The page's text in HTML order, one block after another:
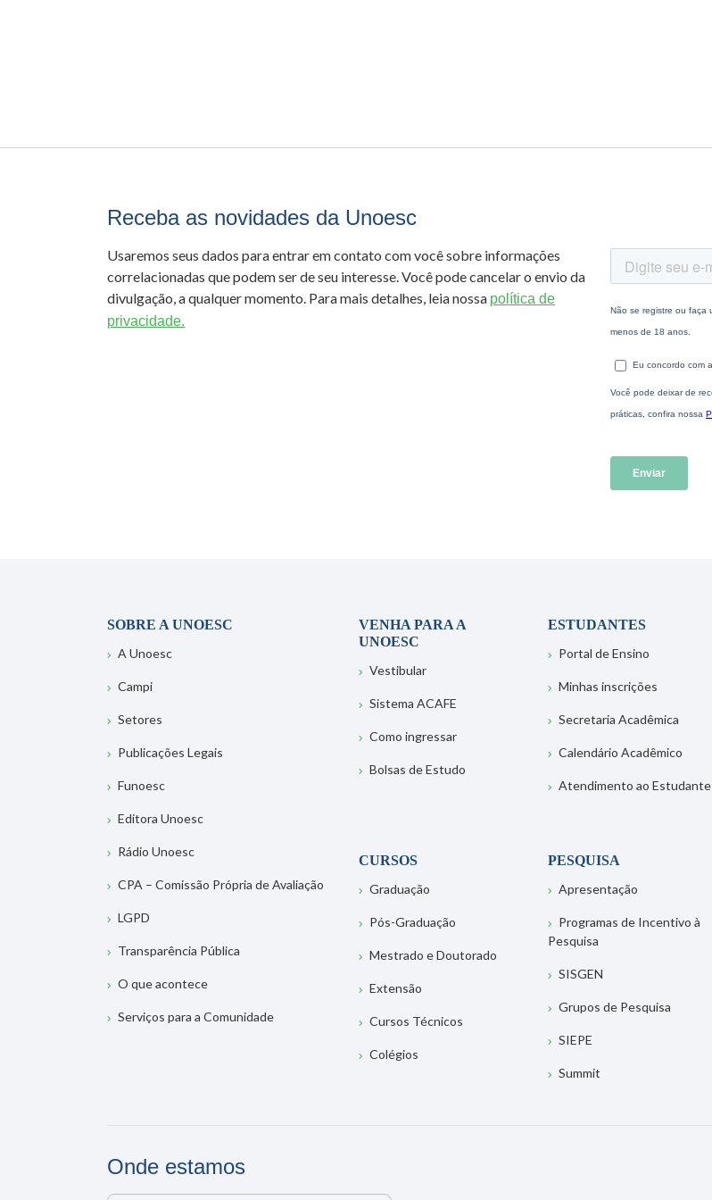
Receba as novidades da Unoesc
Usaremos seus dados para entrar em contato com você sobre informações
correlacionadas que podem ser de seu interesse. Você pode cancelar o envio da
divulgação, a qualquer momento. Para mais detalhes, leia nossa política de
privacidade.
SOBRE A UNOESC
A Unoesc
Campi
Setores
Publicações Legais
Funoesc
Editora Unoesc
Rádio Unoesc
CPA – Comissão Própria de Avaliação
LGPD
Transparência Pública
O que acontece
Serviços para a Comunidade
VENHA PARA A
UNOESC
Vestibular
Sistema ACAFE
Como ingressar
Bolsas de Estudo
ESTUDANTES
Portal de Ensino
Minhas inscrições
Secretaria Acadêmica
Calendário Acadêmico
Atendimento ao Estudante
CURSOS
Graduação
Pós-Graduação
Mestrado e Doutorado
Extensão
Cursos Técnicos
Colégios
PESQUISA
Apresentação
Programas de Incentivo à
Pesquisa
SISGEN
Grupos de Pesquisa
SIEPE
Summit
Onde estamos